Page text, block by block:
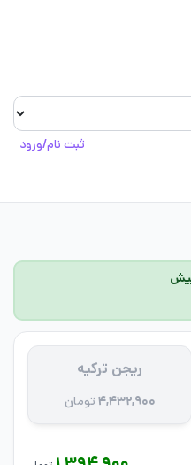
ثبت نام/ورود
ریجن ترکیه
۴,۴۳۲,۹۰۰ تومان